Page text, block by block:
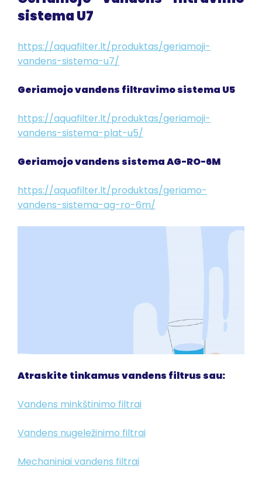
sistema U7
https://aquafilter.lt/produktas/geriamoji-
vandens-sistema-u7/
Geriamojo vandens filtravimo sistema U5
https://aquafilter.lt/produktas/geriamoji-
vandens-sistema-plat-u5/
Geriamojo vandens sistema AG-RO-6M
https://aquafilter.lt/produktas/geriamo-
vandens-sistema-ag-ro-6m/
Atraskite tinkamus vandens filtrus sau:
Vandens minkštinimo filtrai
Vandens nugeležinimo filtrai
Mechaniniai vandens filtrai